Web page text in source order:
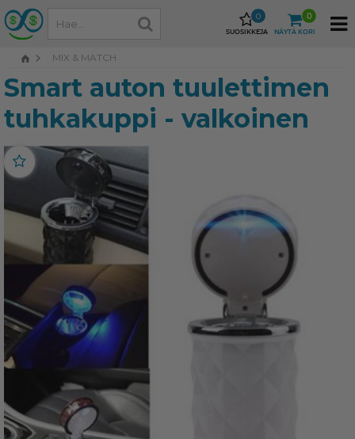
SUOSIKKEJA
0
NÄYTÄ KORI
0
MIX & MATCH
Smart auton tuulettimen
tuhkakuppi - valkoinen